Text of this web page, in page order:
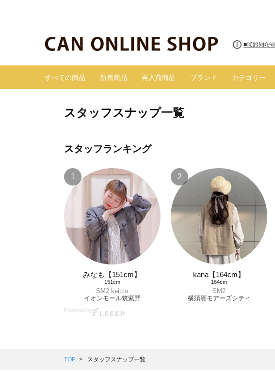
■8/13(木
■【お知ら
すべての商品 新着商品 再入荷商品 ブランド カテゴリー
スタッフスナップ一覧
スタッフランキング
1
みなも【151cm】
151cm
SM2 keittio
イオンモール筑紫野
2
kana【164cm】
164cm
SM2
横須賀モアーズシティ
Powered by
TOP スタッフスナップ一覧